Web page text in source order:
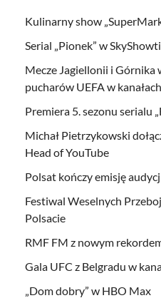
Kulinarny show
Serial „Pionek” w
Mecze Jagiellonii i Górnika
pucharów UEFA w
Premiera 5. sezonu serialu
Michał Pietrzykowski
Head of YouTube
Polsat kończy emisję
Festiwal Weselnych
Polsacie
RMF FM z nowym
Gala UFC z Belgradu w
„Dom dobry” w HBO Max